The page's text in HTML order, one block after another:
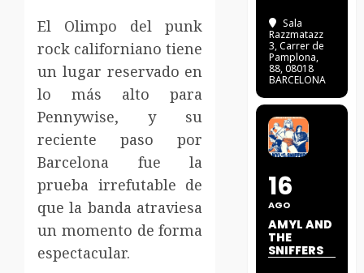
El Olimpo del punk
rock californiano tiene
un lugar reservado en
lo más alto para
Pennywise, y su
reciente paso por
Barcelona fue la
prueba irrefutable de
que la banda atraviesa
un momento de forma
espectacular.
Sala
Razzmatazz
3, Carrer de
Pamplona,
88, 08018
BARCELONA
16
AGO
AMYL AND
THE
SNIFFERS